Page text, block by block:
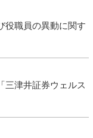
役職員の異動に関す
三津井証券ウェルス